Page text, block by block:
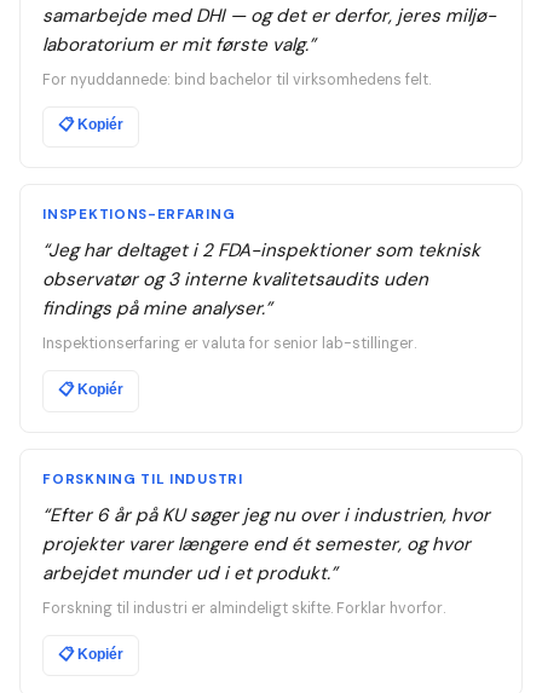
samarbejde med DHI — og det er derfor, jeres miljø-
laboratorium er mit første valg.”
For nyuddannede: bind bachelor til virksomhedens felt.
📋Kopiér
INSPEKTIONS-ERFARING
“Jeg har deltaget i 2 FDA-inspektioner som teknisk
observatør og 3 interne kvalitetsaudits uden
findings på mine analyser.”
Inspektionserfaring er valuta for senior lab-stillinger.
📋Kopiér
FORSKNING TIL INDUSTRI
“Efter 6 år på KU søger jeg nu over i industrien, hvor
projekter varer længere end ét semester, og hvor
arbejdet munder ud i et produkt.”
Forskning til industri er almindeligt skifte. Forklar hvorfor.
📋Kopiér